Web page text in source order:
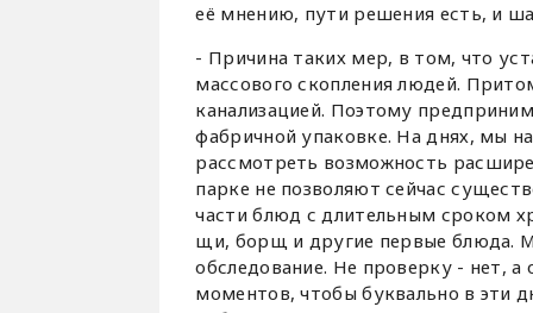
её мнению, пути решения есть, и
- Причина таких мер, в том, что
массового скопления людей.
канализацией. Поэтому
фабричной упаковке. На днях, мы
рассмотреть возможность
парке не позволяют сейчас
части блюд с длительным сроком
щи, борщ и другие первые блюда.
обследование. Не проверку - нет, а
моментов, чтобы буквально в эти